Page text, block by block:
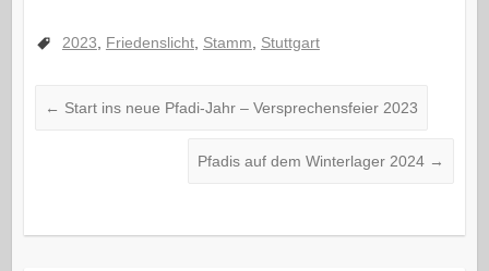
2023 Friedenslicht, Stamm Stuttgart
← Start ins neue Pfadi-Jahr – Versprechensfeier 2023
Pfadis auf dem Winterlager 2024 →